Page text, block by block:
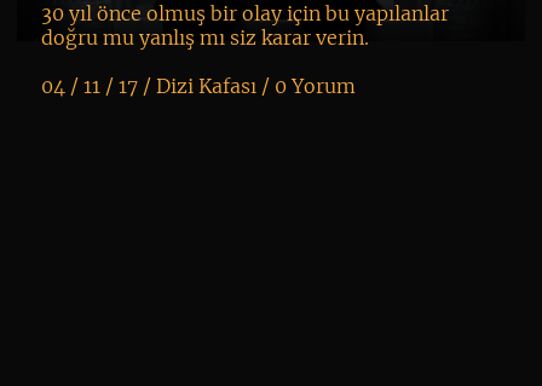
30 yıl önce olmuş bir olay için bu yapılanlar
doğru mu yanlış mı siz karar verin.
04 / 11 / 17 / Dizi Kafası/ 0 Yorum